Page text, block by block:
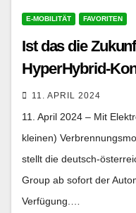
E-MOBILITÄT FAVORITEN
Ist das die
HyperHybrid-
11. APRIL 2024
11. April 2024 – Mit
kleinen)
stellt die deutsch-
Group ab sofort der
Verfügung.…